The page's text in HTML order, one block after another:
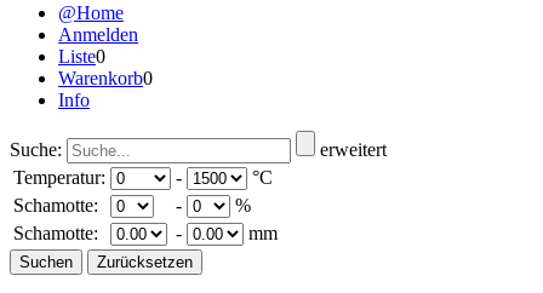
@Home
Anmelden
Liste0
Warenkorb0
Info
Suche:
erweitert
Temperatur:
-
°C
Schamotte:
-
%
Schamotte:
- mm